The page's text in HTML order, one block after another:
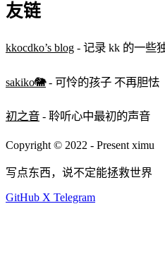
友链
kkocdko’s blog - 记录 kk 的一些
sakiko🐘- 可怜的孩子 不再胆怯
初之音 - 聆听心中最初的声音
Copyright © 2022 - Present ximu
写点东西，说不定能拯救世界
GitHub X Telegram